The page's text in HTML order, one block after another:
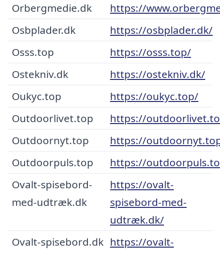
Orbergmedie.dk
https://
Osbplader.dk
https://osbplader.dk/
Osss.top
https://osss.top/
Ostekniv.dk
https://ostekniv.dk/
Oukyc.top
https://oukyc.top/
Outdoorlivet.top
https://
Outdoornyt.top
https://
Outdoorpuls.top
https://
Ovalt-spisebord-
med-udtræk.dk
https://ovalt-
spisebord-med-
udtræk.dk/
Ovalt-spisebord.dk https://ovalt-